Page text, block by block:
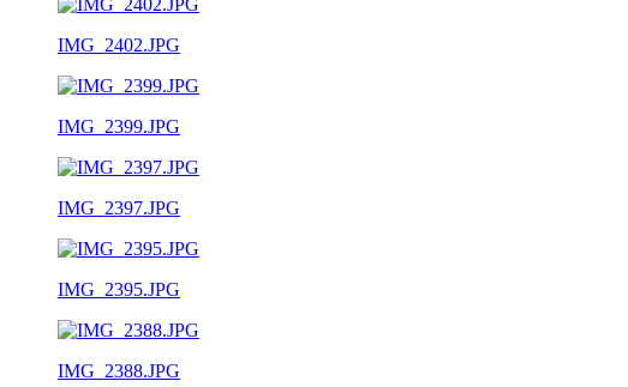
IMG_2402.JPG
IMG_2399.JPG
IMG_2397.JPG
IMG_2395.JPG
IMG_2388.JPG